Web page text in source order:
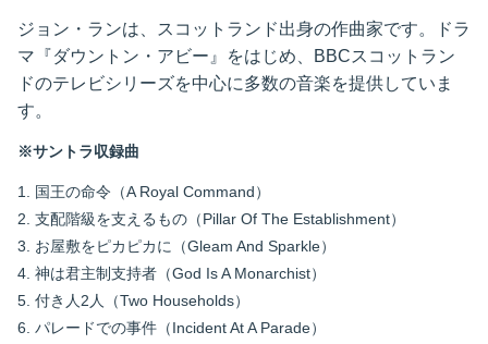
ジョン・ランは、スコットランド出身の作曲家です。ドラ
マ『ダウントン・アビー』をはじめ、BBCスコットラン
ドのテレビシリーズを中心に多数の音楽を提供していま
す。
※サントラ収録曲
1. 国王の命令（A Royal Command）
2. 支配階級を支えるもの（Pillar Of The Establishment）
3. お屋敷をピカピカに（Gleam And Sparkle）
4. 神は君主制支持者（God Is A Monarchist）
5. 付き人2人（Two Households）
6. パレードでの事件（Incident At A Parade）